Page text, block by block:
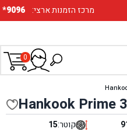
*9096 :מרכז הזמנות ארצי
0
Hankook Prime
קוטר:15